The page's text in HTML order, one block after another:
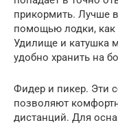
прикормить. Лучше
помощью лодки,
Удилище и катушка
удобно хранить на
Фидер и пикер. Эти
позволяют
дистанций. Для